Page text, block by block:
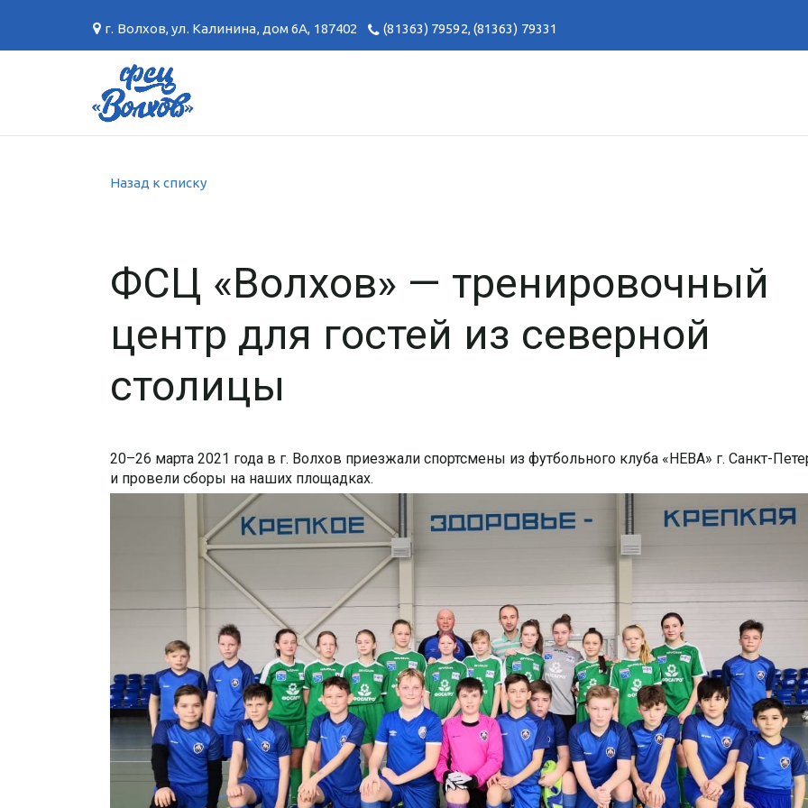
г. Волхов,ул. Калинина, дом 6А, 187402 (81363) 79592,(81363) 79331
Назад к списку
ФСЦ «Волхов» — тренировочный
центр для гостей из северной
столицы
20–26 марта 2021 года в г. Волхов приезжали спортсмены из футбольного клуба «НЕВА» г. Санкт-
и провели сборы на наших площадках.